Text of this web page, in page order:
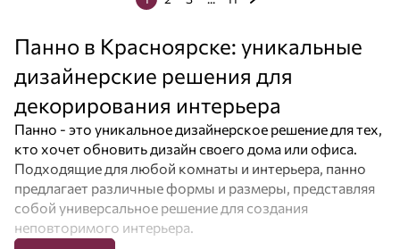
Панно в Красноярске: уникальные
дизайнерские решения для
декорирования интерьера
Панно - это уникальное дизайнерское решение для тех,
кто хочет обновить дизайн своего дома или офиса.
Подходящие для любой комнаты и интерьера, панно
предлагает различные формы и размеры, представляя
собой универсальное решение для создания
неповторимого интерьера.